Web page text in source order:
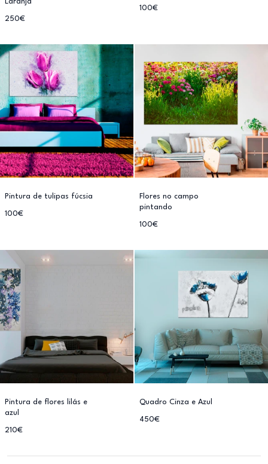
250€
100€
Pintura de tulipas fúcsia
100€
Flores no campo
pintando
100€
Pintura de flores lilás e
azul
210€
Quadro Cinza e Azul
450€